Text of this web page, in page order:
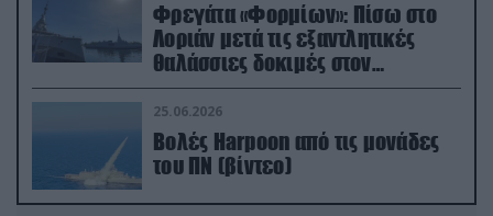
Φρεγάτα «Φορμίων»: Πίσω στο
Λοριάν μετά τις εξαντλητικές
θαλάσσιες δοκιμές στον
απαιτητικό Βισκαϊκό
25.06.2026
Βολές Harpoon από τις μονάδες
του ΠΝ (βίντεο)